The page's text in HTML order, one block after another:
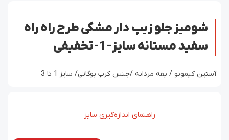
شومیز جلو زیپ دار مشکی طرح راه راه
سفید مستانه سایز-1-تخفیفی
آستین کیمونو / یقه مردانه /جنس کرپ بوگاتی/ سایز 1 تا 3
راهنمای اندازه‌گیری سایز